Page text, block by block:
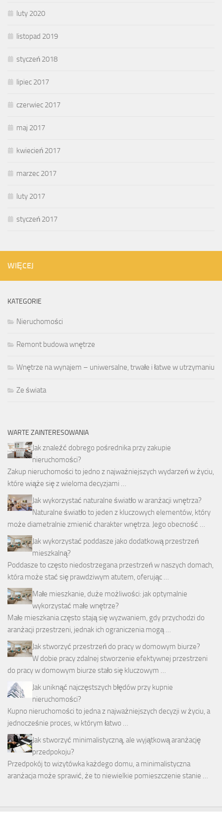
luty 2020
listopad 2019
styczeń 2018
lipiec 2017
czerwiec 2017
maj 2017
kwiecień 2017
marzec 2017
luty 2017
styczeń 2017
WIĘCEJ
KATEGORIE
Nieruchomości
Remont budowa wnętrze
Wnętrze na wynajem – uniwersalne, trwałe i łatwe w utrzymaniu
Ze świata
WARTE ZAINTERESOWANIA
Jak znaleźć dobrego pośrednika przy zakupie
nieruchomości?
Zakup nieruchomości to jedno z najważniejszych wydarzeń w życiu,
które wiąże się z wieloma decyzjami …
Jak wykorzystać naturalne światło w aranżacji wnętrza?
Naturalne światło to jeden z kluczowych elementów, który
może diametralnie zmienić charakter wnętrza. Jego obecność …
Jak wykorzystać poddasze jako dodatkową przestrzeń
mieszkalną?
Poddasze to często niedostrzegana przestrzeń w naszych domach,
która może stać się prawdziwym atutem, oferując …
Małe mieszkanie, duże możliwości: jak optymalnie
wykorzystać małe wnętrze?
Małe mieszkania często stają się wyzwaniem, gdy przychodzi do
aranżacji przestrzeni, jednak ich ograniczenia mogą …
Jak stworzyć przestrzeń do pracy w domowym biurze?
W dobie pracy zdalnej stworzenie efektywnej przestrzeni
do pracy w domowym biurze stało się kluczowym …
Jak uniknąć najczęstszych błędów przy kupnie
nieruchomości?
Kupno nieruchomości to jedna z najważniejszych decyzji w życiu, a
jednocześnie proces, w którym łatwo …
Jak stworzyć minimalistyczną, ale wyjątkową aranżację
przedpokoju?
Przedpokój to wizytówka każdego domu, a minimalistyczna
aranżacja może sprawić, że to niewielkie pomieszczenie stanie …